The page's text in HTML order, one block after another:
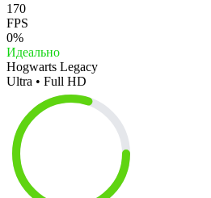
170
FPS
0%
Идеально
Hogwarts Legacy
Ultra • Full HD